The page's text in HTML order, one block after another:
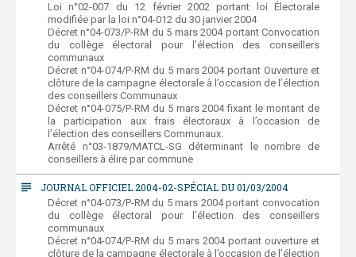
Loi n°02-007 du 12 février 2002 portant loi Électorale
modifiée par la loi n°04-012 du 30 janvier 2004
Décret n°04-073/P-RM du 5 mars 2004 portant Convocation
du collège électoral pour l’élection des conseillers
communaux
Décret n°04-074/P-RM du 5 mars 2004 portant Ouverture et
clôture de la campagne électorale à l’occasion de l’élection
des conseillers Communaux
Décret n°04-075/P-RM du 5 mars 2004 fixant le montant de
la participation aux frais électoraux à l’occasion de
l’élection des conseillers Communaux.
Arrêté n°03-1879/MATCL-SG déterminant le nombre de
conseillers à élire par commune
subject JOURNAL OFFICIEL 2004-02-SPÉCIAL DU 01/03/2004
Décret n°04-073/P-RM du 5 mars 2004 portant convocation
du collège électoral pour l’élection des conseillers
communaux
Décret n°04-074/P-RM du 5 mars 2004 portant ouverture et
clôture de la campagne électorale à l’occasion de l’élection